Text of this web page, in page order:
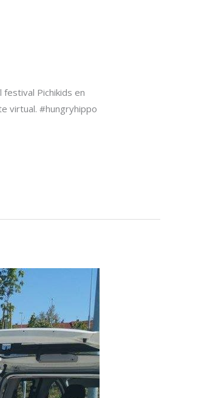
Pichikids en
virtual. #hungryhippo